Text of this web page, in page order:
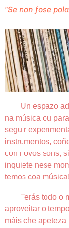
Ir
contenido
principal
"Se non fose pola
Un espazo
na música ou
seguir
instrumentos,
con novos sons,
inquiete nese
temos coa música!
Terás todo o
aproveitar o
máis che apeteza